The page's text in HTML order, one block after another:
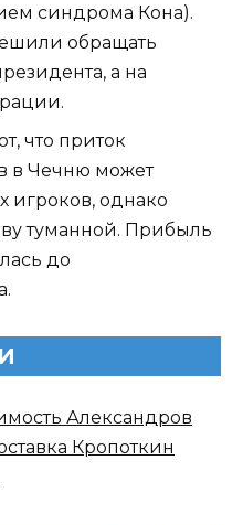
синдрома Кона).
обращать
а на
что приток
в Чечню может
игроков, однако
туманной. Прибыль
до
Александров
Кропоткин